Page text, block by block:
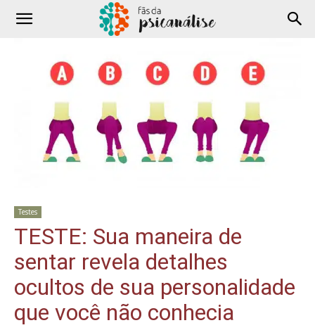
Testes
TESTE: Sua maneira de
sentar revela detalhes
ocultos de sua personalidade
que você não conhecia